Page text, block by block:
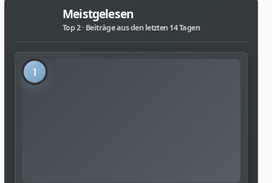
Meistgelesen
Top 2 · Beiträge aus den letzten 14 Tagen
1